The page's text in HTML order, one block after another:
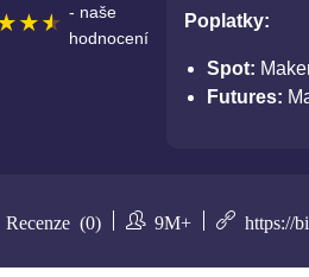
- naše
hodnocení
Poplatky:
Spot:
Futures:
Recenze (0) 9M+ https://